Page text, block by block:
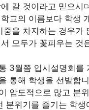
갈 것이라고 믿으시
교의 이름보다 학생
중을 차지하는 경우가
모두가 꽃피우는 것
3월쯤 입시설명회를
통해 학생을 선발합
압도적으로 많고 분
분위기를 즐기는 학생